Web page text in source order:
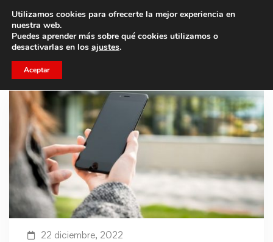
Trae a un amigo y llevaos un total de 75€ de descuento.
22 diciembre, 2022
Utilizamos cookies para ofrecerte la mejor experiencia en
nuestra web.
Puedes aprender más sobre qué cookies utilizamos o
desactivarlas en los ajustes.
Aceptar